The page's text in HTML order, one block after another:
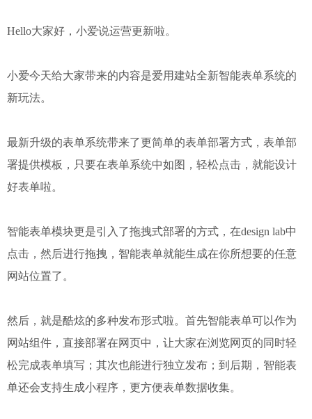
Hello大家好，小爱说运营更新啦。
小爱今天给大家带来的内容是爱用建站全新智能表单系统的
新玩法。
最新升级的表单系统带来了更简单的表单部署方式，表单部
署提供模板，只要在表单系统中如图，轻松点击，就能设计
好表单啦。
智能表单模块更是引入了拖拽式部署的方式，在design lab中
点击，然后进行拖拽，智能表单就能生成在你所想要的任意
网站位置了。
然后，就是酷炫的多种发布形式啦。首先智能表单可以作为
网站组件，直接部署在网页中，让大家在浏览网页的同时轻
松完成表单填写；其次也能进行独立发布；到后期，智能表
单还会支持生成小程序，更方便表单数据收集。